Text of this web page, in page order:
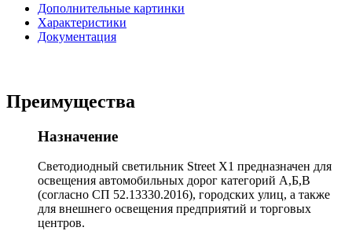
Дополнительные картинки
Характеристики
Документация
Преимущества
Назначение
Светодиодный светильник Street X1 предназначен для
освещения автомобильных дорог категорий А,Б,В
(согласно СП 52.13330.2016), городских улиц, а также
для внешнего освещения предприятий и торговых
центров.